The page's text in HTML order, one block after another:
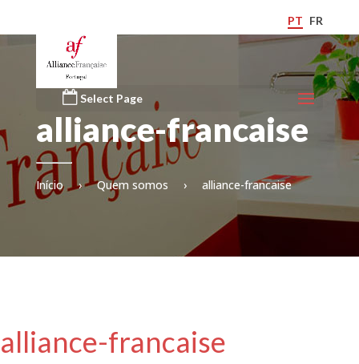
PT FR
Select Page
alliance-francaise
Início › Quem somos › alliance-francaise
alliance-francaise